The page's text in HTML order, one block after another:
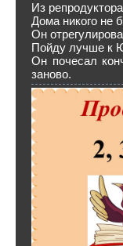
Из
Дома никого не
Он
Пойду лучше к
Он почесал
заново.